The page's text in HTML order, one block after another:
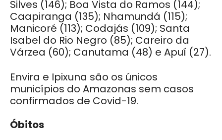
Silves (146); Boa Vista do Ramos (144);
Caapiranga (135); Nhamundá (115);
Manicoré (113); Codajás (109); Santa
Isabel do Rio Negro (85); Careiro da
Várzea (60); Canutama (48) e Apuí (27).
Envira e Ipixuna são os únicos
municípios do Amazonas sem casos
confirmados de Covid-19.
Óbitos